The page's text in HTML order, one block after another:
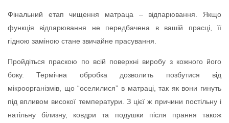
Фінальний етап чищення матраца – відпарювання. Якщо
функція відпарювання не передбачена в вашій прасці, її
гідною заміною стане звичайне прасування.
Пройдіться праскою по всій поверхні виробу з кожного його
боку. Термічна обробка дозволить позбутися від
мікроорганізмів, що “оселилися” в матраці, так як вони гинуть
під впливом високої температури. З цієї ж причини постільну і
натільну білизну, ковдри та подушки після прання також